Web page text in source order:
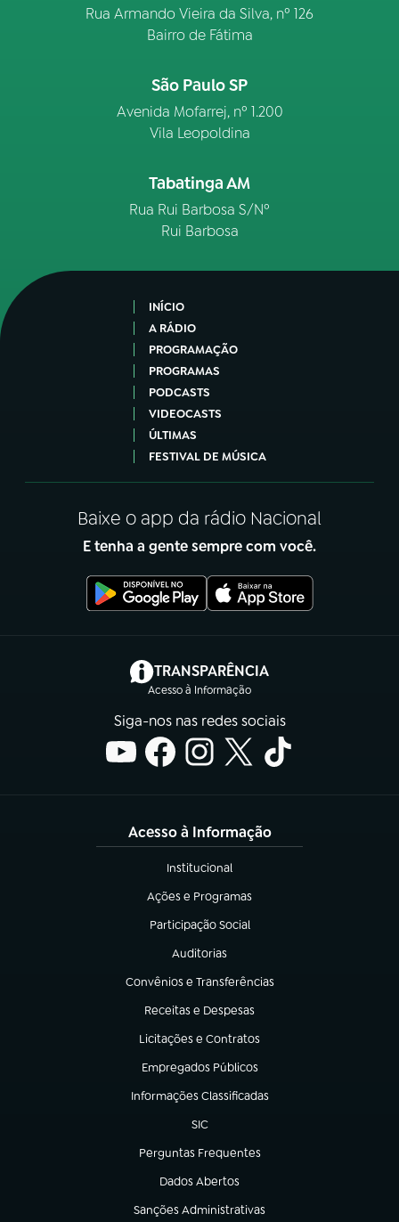
Rua Armando Vieira da Silva, nº 126
Bairro de Fátima
São Paulo SP
Avenida Mofarrej, nº 1.200
Vila Leopoldina
Tabatinga AM
Rua Rui Barbosa S/Nº
Rui Barbosa
INÍCIO
A RÁDIO
PROGRAMAÇÃO
PROGRAMAS
PODCASTS
VIDEOCASTS
ÚLTIMAS
FESTIVAL DE MÚSICA
Baixe o app da rádio Nacional
E tenha a gente sempre com você.
TRANSPARÊNCIA
Acesso à Informação
(abre em nova aba)
Siga-nos nas redes sociais
Acesso à Informação
Institucional
(abre em nova aba)
Ações e Programas
(abre em nova aba)
Participação Social
(abre em nova aba)
Auditorias
(abre em nova aba)
Convênios e Transferências
(abre em nova aba)
Receitas e Despesas
(abre em nova aba)
Licitações e Contratos
(abre em nova aba)
Empregados Públicos
(abre em nova aba)
Informações Classificadas
(abre em nova aba)
SIC
(abre em nova aba)
Perguntas Frequentes
(abre em nova aba)
Dados Abertos
(abre em nova aba)
Sanções Administrativas
(abre em nova aba)